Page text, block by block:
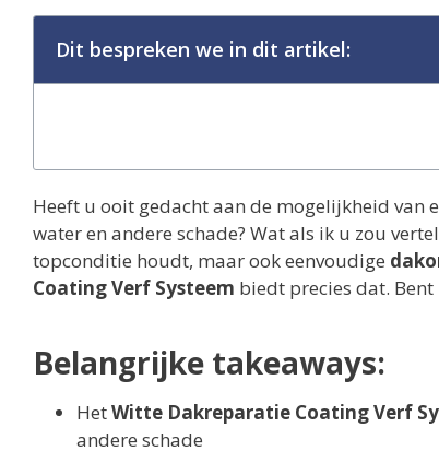
Dit bespreken we in dit artikel:
Heeft u ooit gedacht aan de mogelijkheid van
water en andere schade? Wat als ik u zou
topconditie houdt, maar ook eenvoudige
Coating Verf Systeem biedt precies dat.
Belangrijke takeaways:
HetWitte Dakreparatie Coating Verf
andere schade